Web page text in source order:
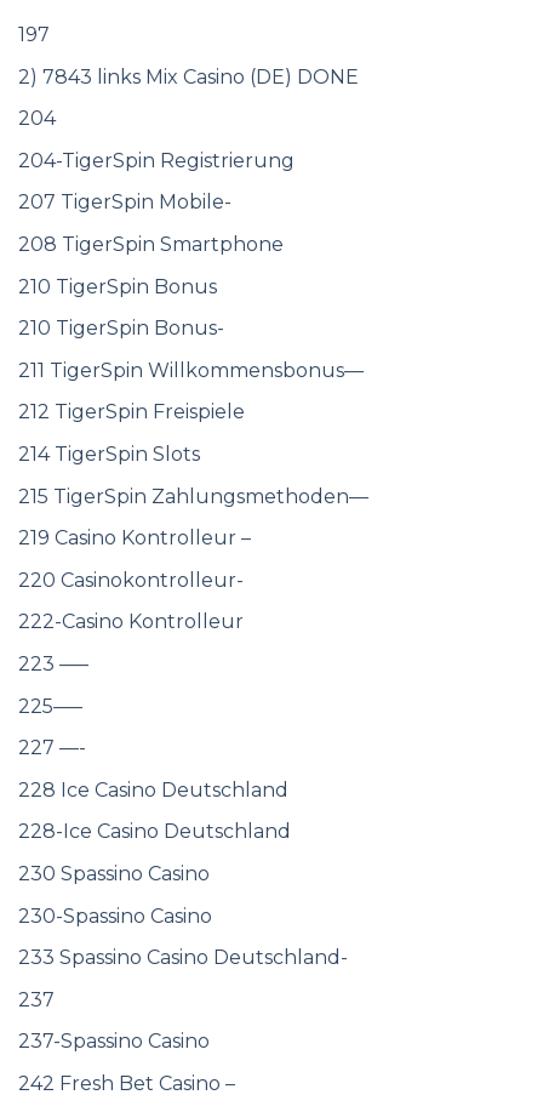
197
2) 7843 links Mix Casino (DE) DONE
204
204-TigerSpin Registrierung
207 TigerSpin Mobile-
208 TigerSpin Smartphone
210 TigerSpin Bonus
210 TigerSpin Bonus-
211 TigerSpin Willkommensbonus—
212 TigerSpin Freispiele
214 TigerSpin Slots
215 TigerSpin Zahlungsmethoden—
219 Casino Kontrolleur –
220 Casinokontrolleur-
222-Casino Kontrolleur
223 —–
225—–
227 —-
228 Ice Casino Deutschland
228-Ice Casino Deutschland
230 Spassino Casino
230-Spassino Casino
233 Spassino Casino Deutschland-
237
237-Spassino Casino
242 Fresh Bet Casino –